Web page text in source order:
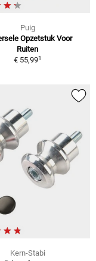
Puig
Opzetstuk Voor
Ruiten
€ 55,991
Kern-Stabi